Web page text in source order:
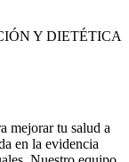
Y DIETÉTICA
mejorar tu salud a
en la evidencia